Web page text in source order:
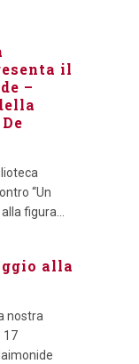
il
–
“Un
figura...
alla
nostra
17